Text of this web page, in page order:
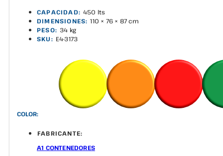
CAPACIDAD: 450 lts
DIMENSIONES: 110 × 76 × 87 cm
PESO: 34 kg
SKU: E4-3173
COLOR:
FABRICANTE:
A1 CONTENEDORES